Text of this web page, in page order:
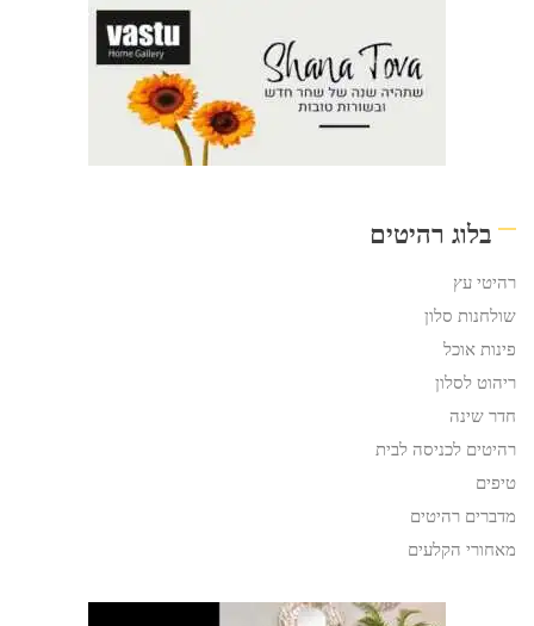
בלוג רהיטים
רהיטי עץ
שולחנות סלון
פינות אוכל
ריהוט לסלון
חדר שינה
רהיטים לכניסה לבית
טיפים
מדברים רהיטים
מאחורי הקלעים